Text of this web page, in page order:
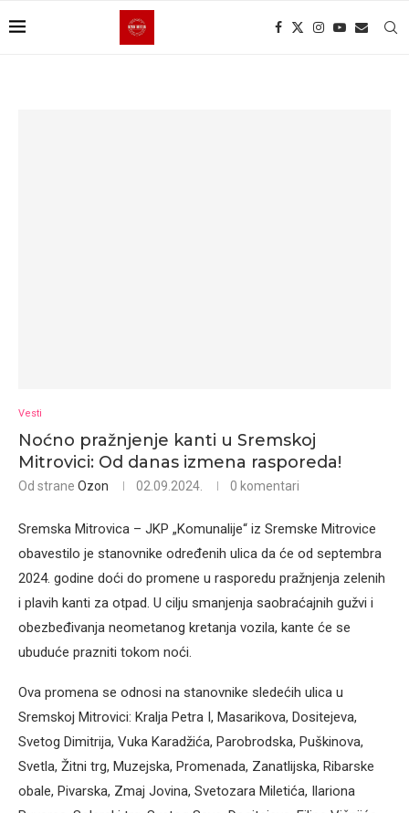
Vesti
Noćno pražnjenje kanti u Sremskoj
Mitrovici: Od danas izmena rasporeda!
Od strane Ozon 02.09.2024. 0 komentari
Sremska Mitrovica – JKP „Komunalije“ iz Sremske Mitrovice
obavestilo je stanovnike određenih ulica da će od septembra
2024. godine doći do promene u rasporedu pražnjenja zelenih
i plavih kanti za otpad. U cilju smanjenja saobraćajnih gužvi i
obezbeđivanja neometanog kretanja vozila, kante će se
ubuduće prazniti tokom noći.
Ova promena se odnosi na stanovnike sledećih ulica u
Sremskoj Mitrovici: Kralja Petra I, Masarikova, Dositejeva,
Svetog Dimitrija, Vuka Karadžića, Parobrodska, Puškinova,
Svetla, Žitni trg, Muzejska, Promenada, Zanatlijska, Ribarske
obale, Pivarska, Zmaj Jovina, Svetozara Miletića, Ilariona